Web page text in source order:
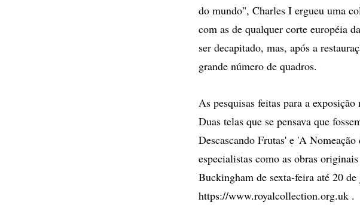
do mundo", Charles I ergueu uma
com as de qualquer corte européia
ser decapitado, mas, após a
grande número de quadros.
As pesquisas feitas para a
Duas telas que se pensava que
Descascando Frutas' e 'A
especialistas como as obras
Buckingham de sexta-feira até 20
https://www.royalcollection.org.uk .